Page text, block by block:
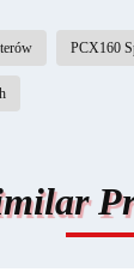
PCX160